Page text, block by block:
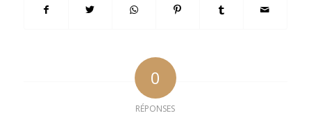
0
RÉPONSES